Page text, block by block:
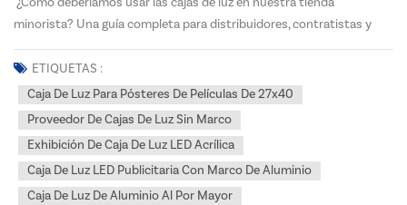
minorista? Una guía completa para distribuidores, contratistas y
revendedores de EE. UU. y Canadá.Las cajas de luz LED bien
diseñadas son una de las herramientas de merchandising visual más
potentes para las tiendas minoristas modernas. Aumen...
ETIQUETAS :
Caja De Luz Para Pósteres De Películas De 27x40
Proveedor De Cajas De Luz Sin Marco
Exhibición De Caja De Luz LED Acrílica
Caja De Luz LED Publicitaria Con Marco De Aluminio
Caja De Luz De Aluminio Al Por Mayor